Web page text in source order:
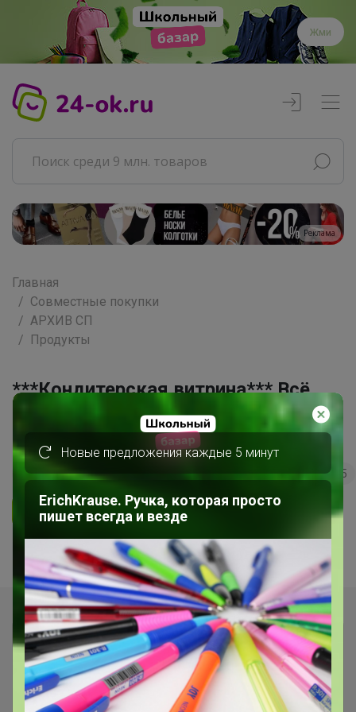
Жми
Реклама
Главная
Совместные покупки
АРХИВ СП
Продукты
***Кондитерская витрина*** Всё
для кондитеров и любителей
вкусно поесть!
50 5.0 36.3K 3.7K 5
Ответить
Показаны записи1-4из
Новые предложения каждые 5 минут
ErichKrause. Ручка, которая просто
пишет всегда и везде